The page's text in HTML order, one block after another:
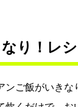
り！レ
ご飯がいきな